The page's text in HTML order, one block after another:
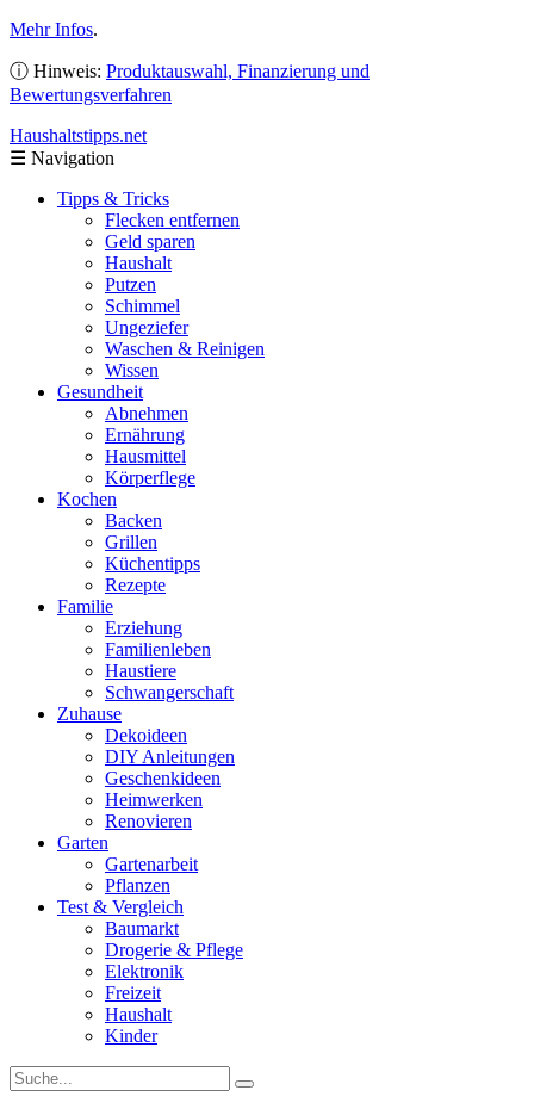
Mehr Infos.
ⓘ Hinweis: Produktauswahl, Finanzierung und
Bewertungsverfahren
Haushaltstipps.net
☰ Navigation
Tipps & Tricks
Flecken entfernen
Geld sparen
Haushalt
Putzen
Schimmel
Ungeziefer
Waschen & Reinigen
Wissen
Gesundheit
Abnehmen
Ernährung
Hausmittel
Körperflege
Kochen
Backen
Grillen
Küchentipps
Rezepte
Familie
Erziehung
Familienleben
Haustiere
Schwangerschaft
Zuhause
Dekoideen
DIY Anleitungen
Geschenkideen
Heimwerken
Renovieren
Garten
Gartenarbeit
Pflanzen
Test & Vergleich
Baumarkt
Drogerie & Pflege
Elektronik
Freizeit
Haushalt
Kinder